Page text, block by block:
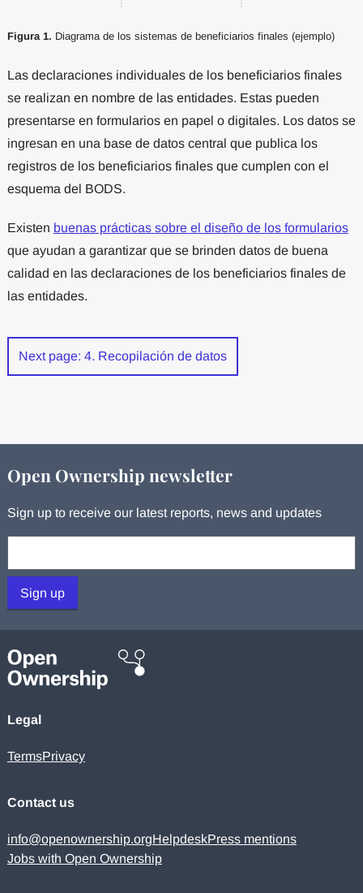
Figura 1. Diagrama de los sistemas de beneficiarios finales (ejemplo)
Las declaraciones individuales de los beneficiarios finales
se realizan en nombre de las entidades. Estas pueden
presentarse en formularios en papel o digitales. Los datos se
ingresan en una base de datos central que publica los
registros de los beneficiarios finales que cumplen con el
esquema del BODS.
Existen buenas prácticas sobre el diseño de los formularios
que ayudan a garantizar que se brinden datos de buena
calidad en las declaraciones de los beneficiarios finales de
las entidades.
Next page: 4. Recopilación de datos
Open Ownership newsletter
Sign up to receive our latest reports, news and updates
Sign up
Legal
TermsPrivacy
Contact us
info@openownership.orgHelpdeskPress mentions
Jobs with Open Ownership